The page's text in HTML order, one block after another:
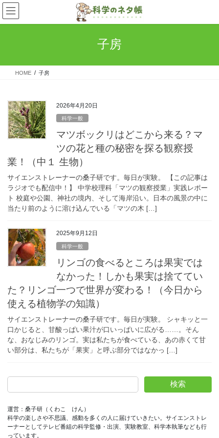
コ
ン
テ
ス
ナ
ビ
ゲ
ン
子房
HOME 子房
2026年4月20日
科学一般
マツボックリはどこから来る？マ
ツの花と種の秘密を探る観察授
業！（中１ 生物）
サイエンストレーナーの桑子研です。毎日が実験。 【この記事は
ラジオでも配信中！】 中学校理科「マツの観察授業」実践レポー
ト 校庭や公園、神社の境内、そして海岸沿い。日本の風景の中に
当たり前のように溶け込んでいる「マツの木 […]
2025年9月12日
科学一般
リンゴの食べるところは果実では
なかった！しかも果実は捨ててい
た？リンゴ一つで世界が変わる！（今日から
使える植物学の知識）
サイエンストレーナーの桑子研です。毎日が実験。 シャキッと一
口かじると、甘酸っぱい果汁が口いっぱいに広がる……。そん
な、おなじみのリンゴ。実は私たちが食べている、あの赤くて甘
い部分は、私たちが「果実」と呼ぶ部分ではなかっ […]
検索
運営：桑子研（くわこ　けん）
科学の楽しさや不思議、感動を多くの人に届けていきたい。サイエンストレ
ーナーとしてテレビ番組の科学監修・出演、実験教室、科学本執筆なども行
っています。